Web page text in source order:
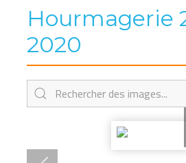
Hourmagerie
2020